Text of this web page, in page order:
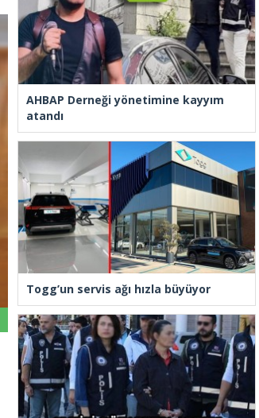
AHBAP Derneği yönetimine kayyım
atandı
Togg’un servis ağı hızla büyüyor